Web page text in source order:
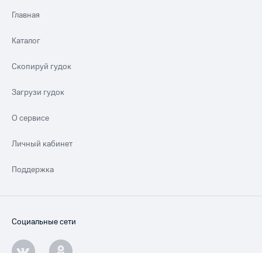
Главная
Каталог
Скопируй гудок
Загрузи гудок
О сервисе
Личный кабинет
Поддержка
Социальные сети